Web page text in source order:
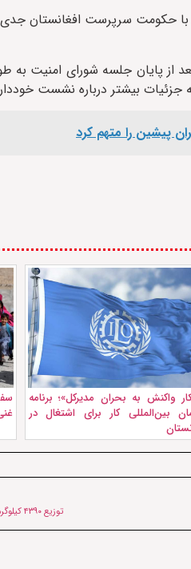
حکومت سرپرست افغانستان جدی
پایان جلسه شورای امنیت به
جزئیات بیشتر درباره نشست
پیشین را متهم کرد
واکنش به بحران مدیرکل»؛ برنامه
بین‌المللی کار برای اشتغال در
توزیع ۴۳۹۰ کیلوگرم گاز مایع بین صدها خانواده زلزله‌زده در هرات